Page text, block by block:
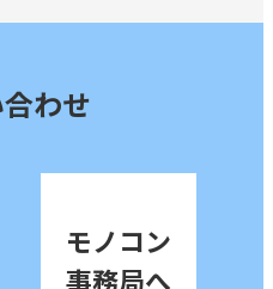
わせ
モノコン
事務局へ